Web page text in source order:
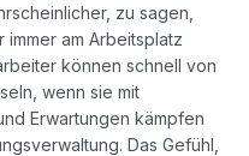
zu sagen,
am Arbeitsplatz
können schnell von
wenn sie mit
Erwartungen kämpfen
Das Gefühl,